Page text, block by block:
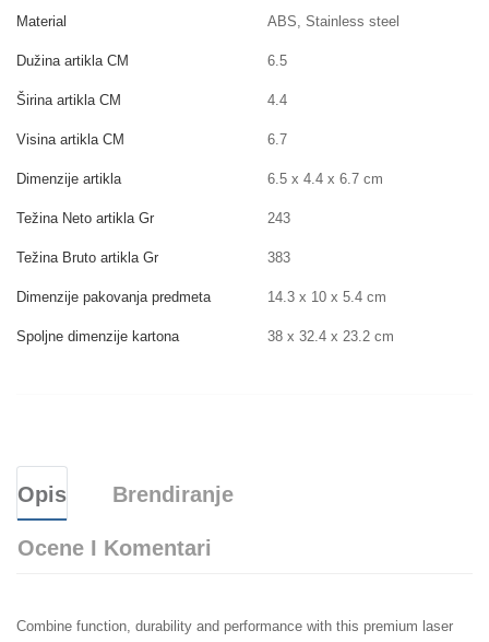
Material ABS, Stainless steel
Dužina artikla CM 6.5
Širina artikla CM 4.4
Visina artikla CM 6.7
Dimenzije artikla 6.5 x 4.4 x 6.7 cm
Težina Neto artikla Gr 243
Težina Bruto artikla Gr 383
Dimenzije pakovanja predmeta 14.3 x 10 x 5.4 cm
Spoljne dimenzije kartona 38 x 32.4 x 23.2 cm
Opis Brendiranje
Ocene I Komentari
Combine function, durability and performance with this premium laser